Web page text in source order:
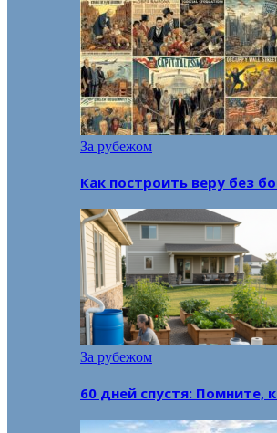
За рубежом
Как построить веру без
За рубежом
60 дней спустя: Помните,